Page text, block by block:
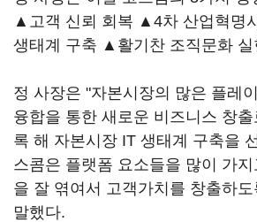
▲고객 신뢰 회복 ▲4차 산업혁명
생태계 구축 ▲활기찬 조직문화 실
정 사장은 "자본시장의 많은 플레
융합을 통한 새로운 비즈니스 창
록 해 자본시장 IT 생태계 구축을
스콤은 플랫폼 요소들을 많이 가
을 잘 엮여서 고객가치를 창출하
말했다.